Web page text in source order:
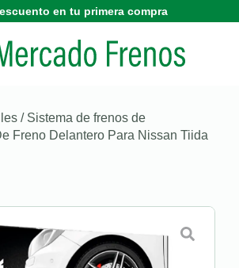
en tu primera compra
/ Sistema de frenos de
Freno Delantero Para Nissan Tiida